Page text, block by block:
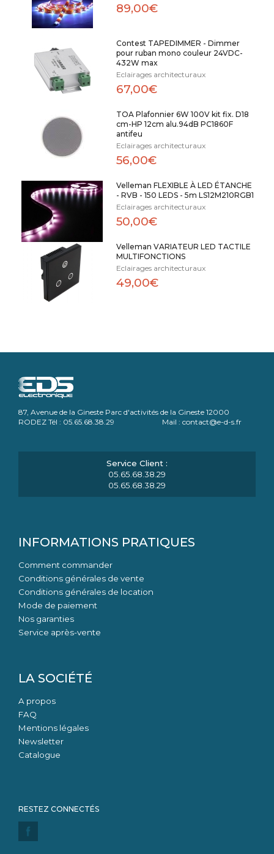
89,00€
Contest TAPEDIMMER - Dimmer
pour ruban mono couleur 24VDC-
432W max
Eclairages architecturaux
67,00€
TOA Plafonnier 6W 100V kit fix. D18
cm-HP 12cm alu.94dB PC1860F
antifeu
Eclairages architecturaux
56,00€
Velleman FLEXIBLE À LED ÉTANCHE
- RVB - 150 LEDS - 5m LS12M210RGB1
Eclairages architecturaux
50,00€
Velleman VARIATEUR LED TACTILE
MULTIFONCTIONS
Eclairages architecturaux
49,00€
87, Avenue de la Gineste Parc d'activités de la Gineste 12000
RODEZ Tél : 05.65.68.38.29 Mail : contact@e-d-s.fr
05.65.68.38.29
05.65.68.38.29
INFORMATIONS PRATIQUES
Comment commander
Conditions générales de vente
Conditions générales de location
Mode de paiement
Nos garanties
Service après-vente
LA SOCIÉTÉ
A propos
FAQ
Mentions légales
Newsletter
Catalogue